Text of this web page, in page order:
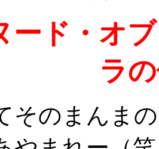
ード・オ
ラ
のまんま